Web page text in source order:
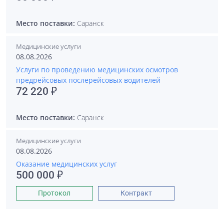
Место поставки: Саранск
Медицинские услуги
08.08.2026
Услуги по проведению медицинских осмотров
предрейсовых послерейсовых водителей
72 220 ₽
Место поставки: Саранск
Медицинские услуги
08.08.2026
Оказание медицинских услуг
500 000 ₽
Протокол Контракт